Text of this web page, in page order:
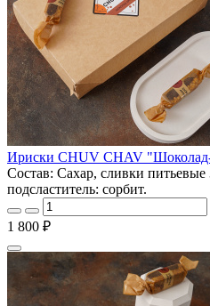
Ириски CHUV CHAV
Состав: Сахар, сливки
подсластитель: сорбит.
1 800 ₽